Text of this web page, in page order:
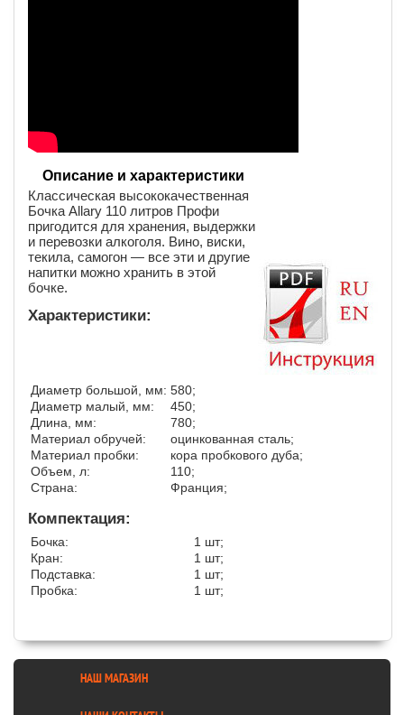
Описание и характеристики
Классическая высококачественная
Бочка Allary 110 литров Профи
пригодится для хранения, выдержки
и перевозки алкоголя. Вино, виски,
текила, самогон — все эти и другие
напитки можно хранить в этой
бочке.
Характеристики:
Диаметр большой, мм: 580;
Диаметр малый, мм:
450;
Длина, мм:
780;
Материал обручей:
оцинкованная сталь;
Материал пробки:
кора пробкового дуба;
Объем, л:
110;
Страна:
Франция;
Компектация:
Бочка:
1 шт;
Кран:
1 шт;
Подставка:
1 шт;
Пробка:
1 шт;
НАШ МАГАЗИН